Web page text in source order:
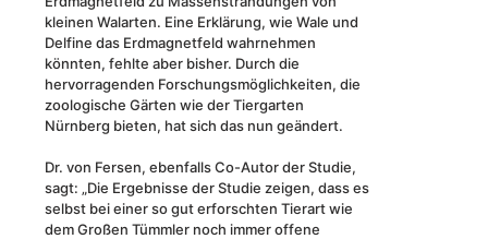
kleinen Walarten. Eine Erklärung, wie Wale und
Delfine das Erdmagnetfeld wahrnehmen
könnten, fehlte aber bisher. Durch die
hervorragenden Forschungsmöglichkeiten, die
zoologische Gärten wie der Tiergarten
Nürnberg bieten, hat sich das nun geändert.
Dr. von Fersen, ebenfalls Co-Autor der Studie,
sagt: „Die Ergebnisse der Studie zeigen, dass es
selbst bei einer so gut erforschten Tierart wie
dem Großen Tümmler noch immer offene